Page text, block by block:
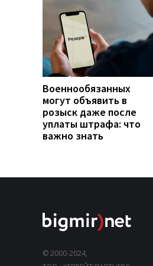
Военнообязанных
могут объявить в
розыск даже после
уплаты штрафа: что
важно знать
© 2000-2024,